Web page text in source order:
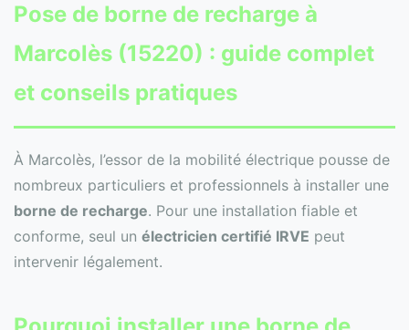
Pose de borne de recharge à
Marcolès (15220) : guide complet
et conseils pratiques
À Marcolès, l’essor de la mobilité électrique pousse de
nombreux particuliers et professionnels à installer une
borne de recharge. Pour une installation fiable et
conforme, seul un électricien certifié IRVE peut
intervenir légalement.